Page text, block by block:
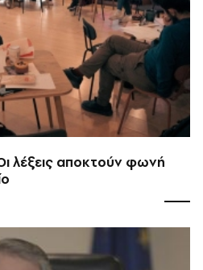
λέξεις αποκτούν φωνή